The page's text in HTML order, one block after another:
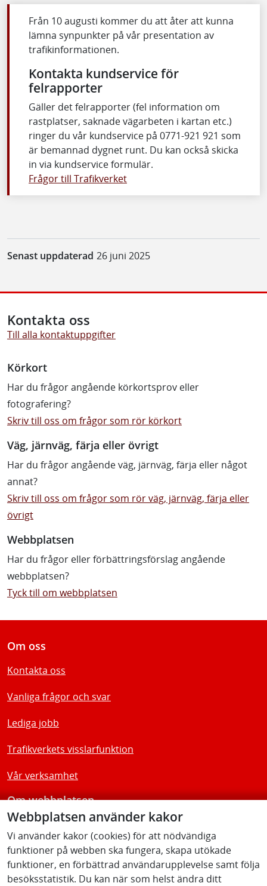
Från 10 augusti kommer du att åter att kunna
lämna synpunkter på vår presentation av
trafikinformationen.
Kontakta kundservice för
felrapporter
Gäller det felrapporter (fel information om
rastplatser, saknade vägarbeten i kartan etc.)
ringer du vår kundservice på 0771-921 921 som
är bemannad dygnet runt. Du kan också skicka
in via kundservice formulär.
Frågor till Trafikverket
Senast uppdaterad 26 juni 2025
Webbplatsen använder kakor
Vi använder kakor (cookies) för att nödvändiga
funktioner på webben ska fungera, skapa utökade
funktioner, en förbättrad användarupplevelse samt följa
besöksstatistik. Du kan när som helst ändra ditt
Kontakta oss
Till alla kontaktuppgifter
Körkort
Har du frågor angående körkortsprov eller
fotografering?
Skriv till oss om frågor som rör körkort
Väg, järnväg, färja eller övrigt
Har du frågor angående väg, järnväg, färja eller något
annat?
Skriv till oss om frågor som rör väg, järnväg, färja eller
övrigt
Webbplatsen
Har du frågor eller förbättringsförslag angående
webbplatsen?
Tyck till om webbplatsen
Om oss
Kontakta oss
Vanliga frågor och svar
Lediga jobb
Trafikverkets visslarfunktion
Vår verksamhet
Om webbplatsen
Tillgänglighetsredogörelse
Följ oss